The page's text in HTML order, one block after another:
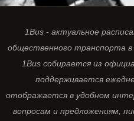
1Bus - актуальное
общественного транспорта в
1Bus собирается из
поддерживается
отображается в удобном
вопросам и предложениям,